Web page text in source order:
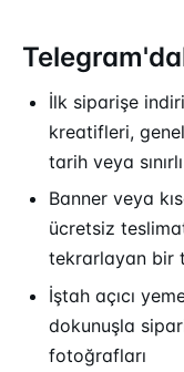
İlk siparişe
kreatifleri,
tarih veya
Banner veya
ücretsiz
tekrarlayan bir
İştah açıcı
dokunuşla
fotoğrafları